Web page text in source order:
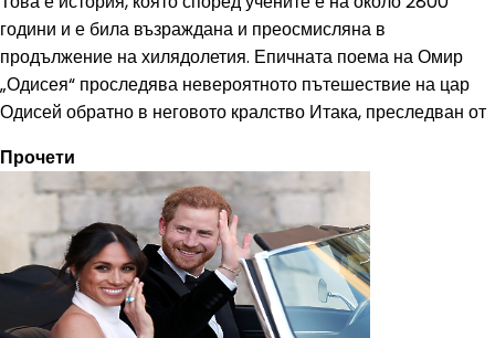
години и е била възраждана и преосмисляна в
продължение на хилядолетия. Епичната поема на Омир
„Одисея“ проследява невероятното пътешествие на цар
Одисей обратно в неговото кралство Итака, преследван от
Прочети